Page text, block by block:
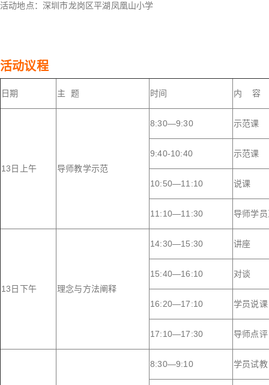
活动地点：深圳市龙岗区平湖凤凰山小学
活动议程
日期 主 题 时间 内 容
13日上午 导师教学示范
8:30—9:30 示范课
9:40-10:40 示范课
10:50—11:10 说课
11:10—11:30 导师学
13日下午 理念与方法阐释
14:30—15:30 讲座
15:40—16:10 对谈
16:20—17:10 学员说课
17:10—17:30 导师点
8:30—9:10 学员试